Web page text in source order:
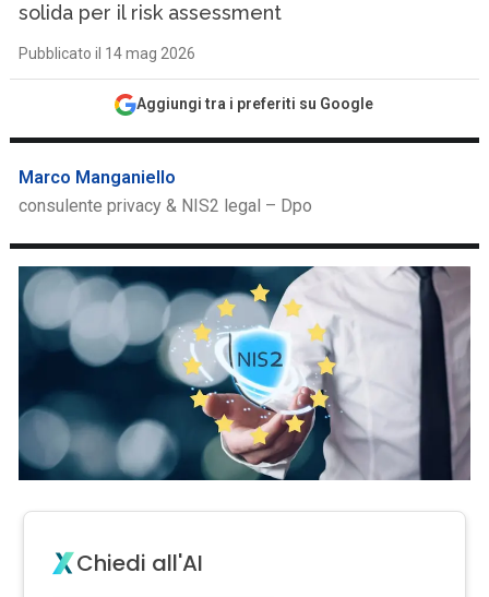
solida per il risk assessment
Pubblicato il 14 mag 2026
Aggiungi tra i preferiti su Google
Marco Manganiello
consulente privacy & NIS2 legal – Dpo
Chiedi all'AI